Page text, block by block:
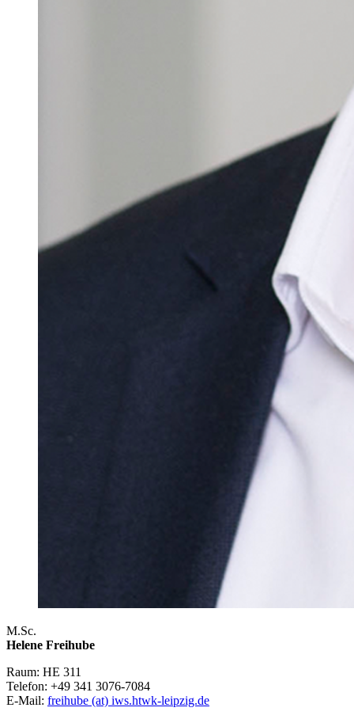
M.Sc.
Helene Freihube
Raum: HE 311
Telefon: +49 341 3076-7084
E-Mail: freihube (at) iws.htwk-leipzig.de